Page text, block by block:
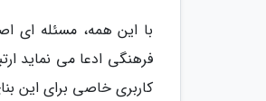
با این همه، مسئله ای
فرهنگی ادعا می نماید
کاربری خاصی برای این